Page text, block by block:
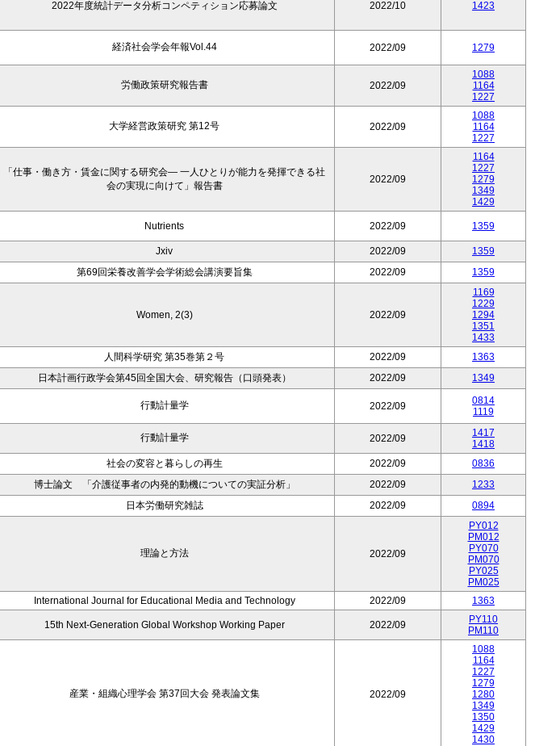
2022年度統計データ分析コンペティション応募論文 2022/10 1423
経済社会学会年報Vol.44 2022/09 1279
労働政策研究報告書 2022/09
1088
1164
1227
大学経営政策研究 第12号 2022/09
1088
1164
1227
「仕事・働き方・賃金に関する研究会― 一人ひとりが能力を発揮できる社
会の実現に向けて」報告書
2022/09
1164
1227
1279
1349
1429
Nutrients 2022/09 1359
Jxiv 2022/09
1359
第69回栄養改善学会学術総会講演要旨集 2022/09 1359
Women, 2(3) 2022/09
1169
1229
1294
1351
1433
人間科学研究 第35巻第２号 2022/09
1363
日本計画行政学会第45回全国大会、研究報告（口頭発表） 2022/09
1349
行動計量学 2022/09
0814
1119
行動計量学 2022/09
1417
1418
社会の変容と暮らしの再生 2022/09
0836
博士論文 「介護従事者の内発的動機についての実証分析」 2022/09
1233
日本労働研究雑誌 2022/09 0894
理論と方法 2022/09
PY012
PM012
PY070
PM070
PY025
PM025
International Journal for Educational Media and Technology 2022/09 1363
15th Next-Generation Global Workshop Working Paper 2022/09
PY110
PM110
産業・組織心理学会 第37回大会 発表論文集 2022/09
1088
1164
1227
1279
1280
1349
1350
1429
1430